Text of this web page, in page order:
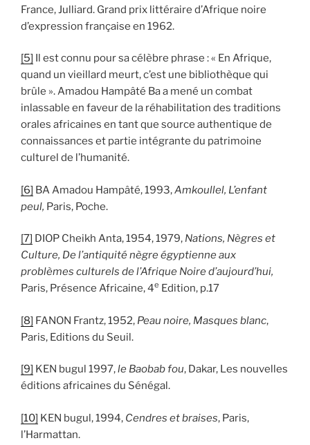
France, Julliard. Grand prix littéraire d’Afrique noire
d’expression française en 1962.
[5] Il est connu pour sa célèbre phrase : « En Afrique,
quand un vieillard meurt, c’est une bibliothèque qui
brûle ». Amadou Hampâté Ba a mené un combat
inlassable en faveur de la réhabilitation des traditions
orales africaines en tant que source authentique de
connaissances et partie intégrante du patrimoine
culturel de l’humanité.
[6] BA Amadou Hampâté, 1993,Amkoullel, L’enfant
peul, Paris, Poche.
[7] DIOP Cheikh Anta, 1954, 1979, Nations, Nègres et
Culture, De l’antiquité nègre égyptienne aux
problèmes culturels de l’Afrique Noire d’aujourd’hui,
Paris, Présence Africaine, 4e Edition, p.17
[8] FANON Frantz, 1952, Peau noire, Masques blanc,
Paris, Editions du Seuil.
[9] KEN bugul 1997,le Baobab fou, Dakar, Les nouvelles
éditions africaines du Sénégal.
[10] KEN bugul, 1994, Cendres et braises, Paris,
l’Harmattan.